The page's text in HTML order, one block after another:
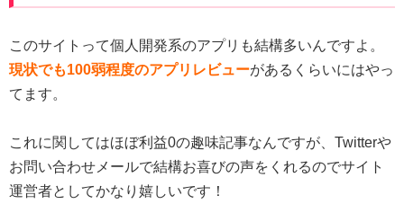
このサイトって個人開発系のアプリも結構多いんですよ。
現状でも100弱程度のアプリレビューがあるくらいにはやっ
てます。
これに関してはほぼ利益0の趣味記事なんですが、Twitterや
お問い合わせメールで結構お喜びの声をくれるのでサイト
運営者としてかなり嬉しいです！